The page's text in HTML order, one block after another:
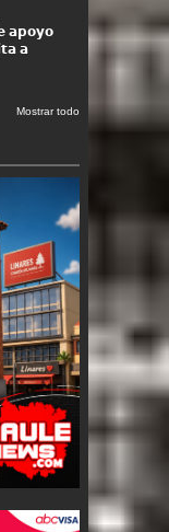
𝗮𝗽𝗼𝘆𝗼
𝗮
Mostrar todo